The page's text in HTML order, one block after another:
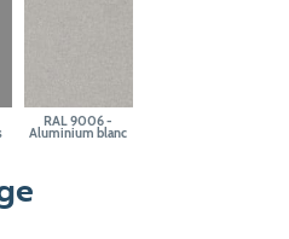
RAL 9006 -
Aluminium blanc